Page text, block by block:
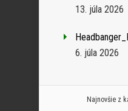
13. júla 2026
6. júla 2026
Najnovšie z